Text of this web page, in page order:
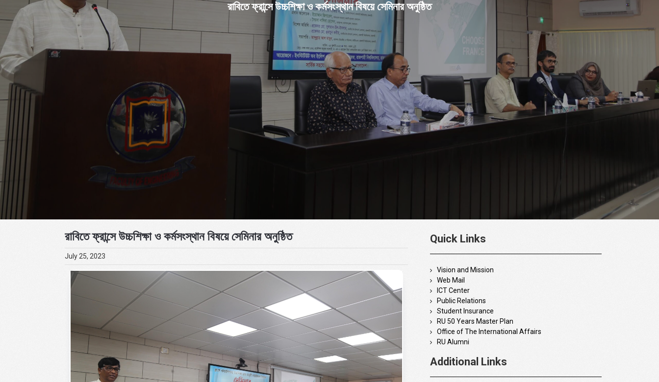
রাবিতে ফ্রান্সে উচ্চশিক্ষা ও কর্মসংস্থান বিষয়ে সেমিনার অনুষ্ঠিত
রাবিতে ফ্রান্সে উচ্চশিক্ষা ও কর্মসংস্থান বিষয়ে সেমিনার অনুষ্ঠিত
July 25, 2023
Quick Links
Vision and Mission
Web Mail
ICT Center
Public Relations
Student Insurance
RU 50 Years Master Plan
Office of The International Affairs
RU Alumni
Additional Links